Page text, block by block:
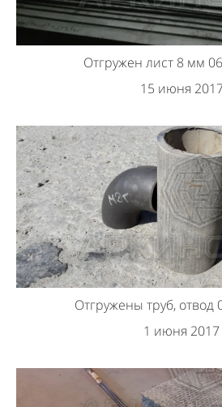
Отгружен лист 8 мм
15 июня 2017
Отгружены труб,
1 июня 2017